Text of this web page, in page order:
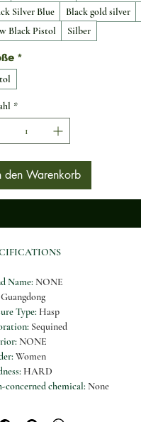
Silver Blue
Black gold silver
Black Pistol
Silber
*
*
den Warenkorb
Name: NONE
Guangdong
Type: Hasp
: Sequined
: NONE
: Women
: HARD
concerned chemical: None
TPU